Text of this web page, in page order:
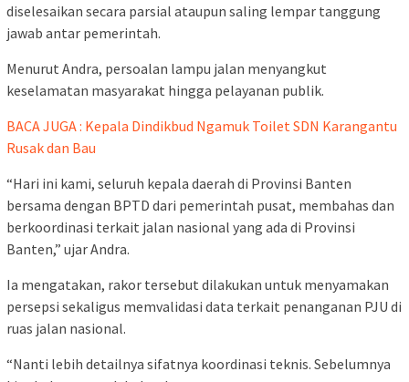
diselesaikan secara parsial ataupun saling lempar tanggung
jawab antar pemerintah.
Menurut Andra, persoalan lampu jalan menyangkut
keselamatan masyarakat hingga pelayanan publik.
BACA JUGA : Kepala Dindikbud Ngamuk Toilet SDN Karangantu
Rusak dan Bau
“Hari ini kami, seluruh kepala daerah di Provinsi Banten
bersama dengan BPTD dari pemerintah pusat, membahas dan
berkoordinasi terkait jalan nasional yang ada di Provinsi
Banten,” ujar Andra.
Ia mengatakan, rakor tersebut dilakukan untuk menyamakan
persepsi sekaligus memvalidasi data terkait penanganan PJU di
ruas jalan nasional.
“Nanti lebih detailnya sifatnya koordinasi teknis. Sebelumnya